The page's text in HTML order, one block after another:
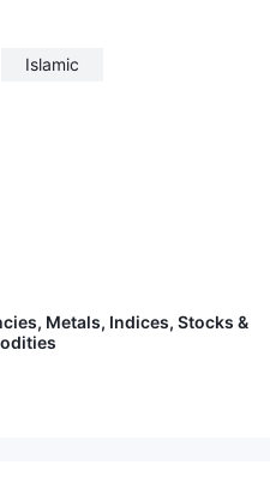
Islamic
Metals, Indices, Stocks &